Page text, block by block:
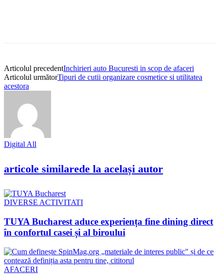
Articolul precedentInchirieri auto Bucuresti in scop de afaceri
Articolul următorTipuri de cutii organizare cosmetice si utilitatea
acestora
Digital All
articole similarede la același autor
DIVERSE ACTIVITATI
TUYA Bucharest aduce experiența fine dining direct
în confortul casei și al biroului
AFACERI